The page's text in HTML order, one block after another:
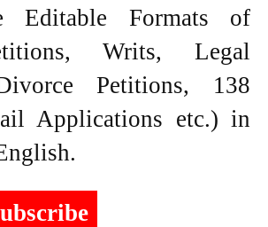
Editable Formats of
Writs, Legal
Petitions, 138
Applications etc.) in